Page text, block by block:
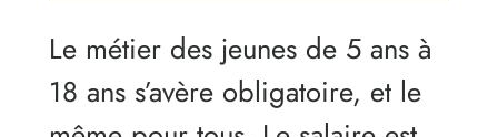
Le métier des jeunes de 5 ans à
18 ans s’avère obligatoire, et le